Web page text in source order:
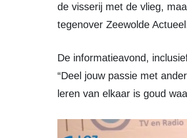
de visserij met de vlieg,
tegenover Zeewolde
De informatieavond, inclusief koffie, is gratis. Aanvang: 19.00 uur (tot 22.00 uur).
“Deel jouw passie met
leren van elkaar is goud